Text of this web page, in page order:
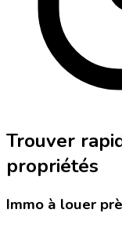
Trouver
propriétés
Immo à louer